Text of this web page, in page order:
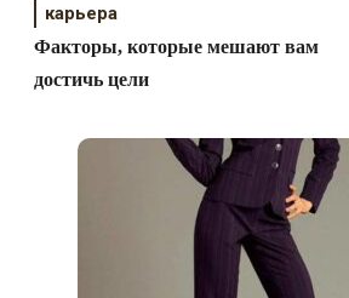
карьера
Факторы, которые мешают вам
достичь цели